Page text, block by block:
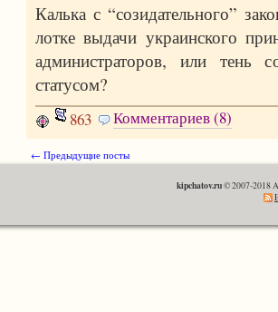
Калька с “созидательного”
лотке выдачи украинского
администраторов, или тень
статусом?
863 Комментариев (8)
← Предыдущие посты
kipchatov.ru© 2007-2018